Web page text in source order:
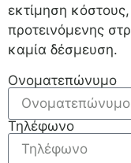
εκτίμηση
προτεινόμενης
καμία δέσμευση.
Ονοματεπώνυμο
Τηλέφωνο